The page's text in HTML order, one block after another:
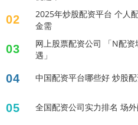
02
2025年炒股配资平台 个人
金需
03
网上股票配资公司 「N配
遇」
04 中国配资平台哪些好 炒股
05 全国配资公司实力排名 场